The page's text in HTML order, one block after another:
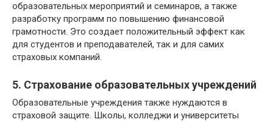
образовательных мероприятий и семинаров, а также
разработку программ по повышению финансовой
грамотности. Это создает положительный эффект как
для студентов и преподавателей, так и для самих
страховых компаний.
5. Страхование образовательных учреждений
Образовательные учреждения также нуждаются в
страховой защите. Школы, колледжи и университеты